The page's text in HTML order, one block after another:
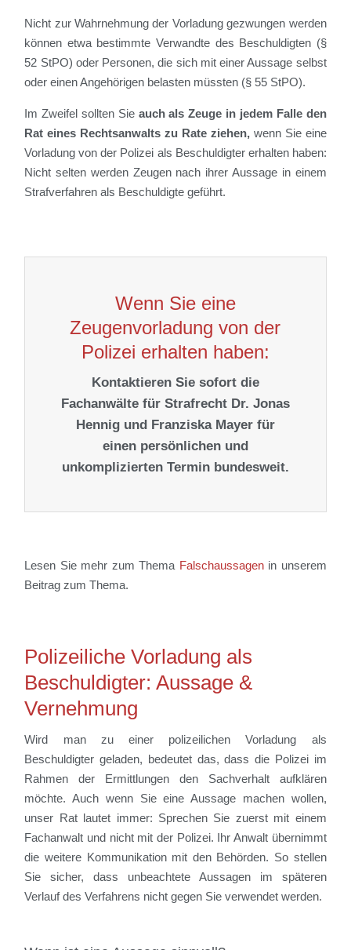
Nicht zur Wahrnehmung der Vorladung gezwungen werden
können etwa bestimmte Verwandte des Beschuldigten (§
52 StPO) oder Personen, die sich mit einer Aussage selbst
oder einen Angehörigen belasten müssten (§ 55 StPO).
Im Zweifel sollten Sie auch als Zeuge in jedem Falle den
Rat eines Rechtsanwalts zu Rate ziehen, wenn Sie eine
Vorladung von der Polizei als Beschuldigter erhalten haben:
Nicht selten werden Zeugen nach ihrer Aussage in einem
Strafverfahren als Beschuldigte geführt.
Wenn Sie eine
Zeugenvorladung von der
Polizei erhalten haben:
Kontaktieren Sie sofort die
Fachanwälte für Strafrecht Dr. Jonas
Hennig und Franziska Mayer für
einen persönlichen und
unkomplizierten Termin bundesweit.
Lesen Sie mehr zum Thema Falschaussagenin unserem
Beitrag zum Thema.
Polizeiliche Vorladung als
Beschuldigter: Aussage &
Vernehmung
Wird man zu einer polizeilichen Vorladung als
Beschuldigter geladen, bedeutet das, dass die Polizei im
Rahmen der Ermittlungen den Sachverhalt aufklären
möchte. Auch wenn Sie eine Aussage machen wollen,
unser Rat lautet immer: Sprechen Sie zuerst mit einem
Fachanwalt und nicht mit der Polizei. Ihr Anwalt übernimmt
die weitere Kommunikation mit den Behörden. So stellen
Sie sicher, dass unbeachtete Aussagen im späteren
Verlauf des Verfahrens nicht gegen Sie verwendet werden.